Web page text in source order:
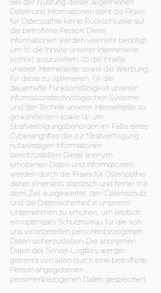
Bei der Nutzung dieser allgemeinen
Daten und Informationen zieht die Praxis
für Osteopathie keine Rückschlüsse auf
die betroffene Person. Diese
Informationen werden vielmehr benötigt,
um (1) die Inhalte unserer Internetseite
korrekt auszuliefern, (2) die Inhalte
unserer Internetseite sowie die Werbung
für diese zu optimieren, (3) die
dauerhafte Funktionsfähigkeit unserer
informationstechnologischen Systeme
und der Technik unserer Internetseite zu
gewährleisten sowie (4) um
Strafverfolgungsbehörden im Falle eines
Cyberangriffes die zur Strafverfolgung
notwendigen Informationen
bereitzustellen. Diese anonym
erhobenen Daten und Informationen
werden durch die Praxis für Osteopathie
daher einerseits statistisch und ferner mit
dem Ziel ausgewertet, den Datenschutz
und die Datensicherheit in unserem
Unternehmen zu erhöhen, um letztlich
ein optimales Schutzniveau für die von
uns verarbeiteten personenbezogenen
Daten sicherzustellen. Die anonymen
Daten der Server-Logfiles werden
getrennt von allen durch eine betroffene
Person angegebenen
personenbezogenen Daten gespeichert.